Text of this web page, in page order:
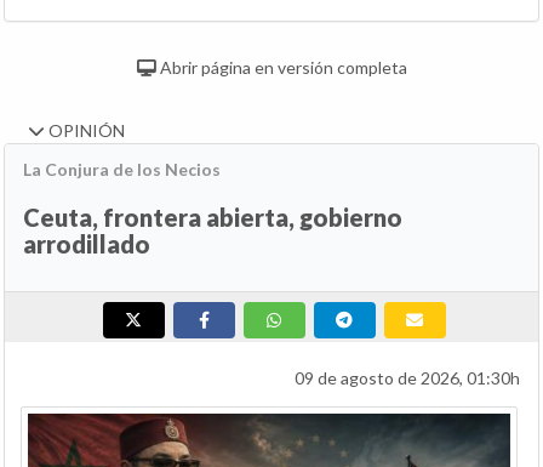
Abrir página en versión completa
OPINIÓN
La Conjura de los Necios
Ceuta, frontera abierta, gobierno
arrodillado
09 de agosto de 2026, 01:30h